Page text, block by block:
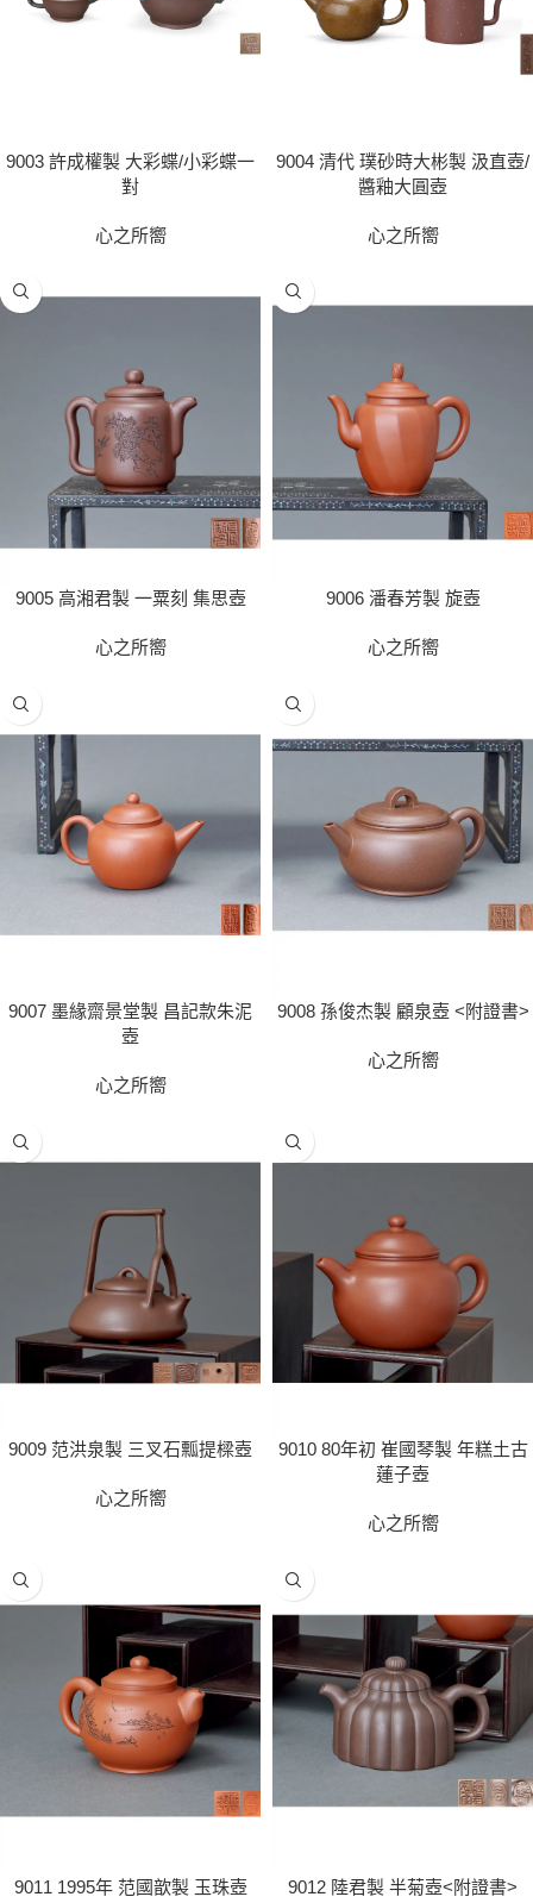
9003 許成權製 大彩蝶/小彩蝶一
對
心之所嚮
9004 清代 璞砂時大彬製 汲直壺/
醬釉大圓壺
心之所嚮
9005 高湘君製 一粟刻 集思壺
心之所嚮
9006 潘春芳製 旋壺
心之所嚮
9007 墨緣齋景堂製 昌記款朱泥
壺
心之所嚮
9008 孫俊杰製 顧泉壺 <附證書>
心之所嚮
9009 范洪泉製 三叉石瓢提樑壺
心之所嚮
9010 80年初 崔國琴製 年糕土古
蓮子壺
心之所嚮
9011 1995年 范國歆製 玉珠壺 9012 陸君製 半菊壺<附證書>